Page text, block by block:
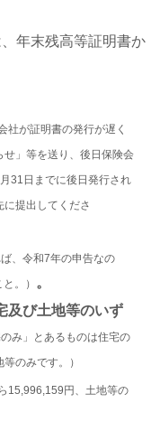
年末残高等証明書か
社が証明書の発行が遅く
」等を送り、後日保険会
31日までに後日発行され
提出してくださ
ば、令和7年の申告なの
。）
。
及び土地等のいず
み」とあるものは住宅の
のみです。）
15,996,159円、土地等の